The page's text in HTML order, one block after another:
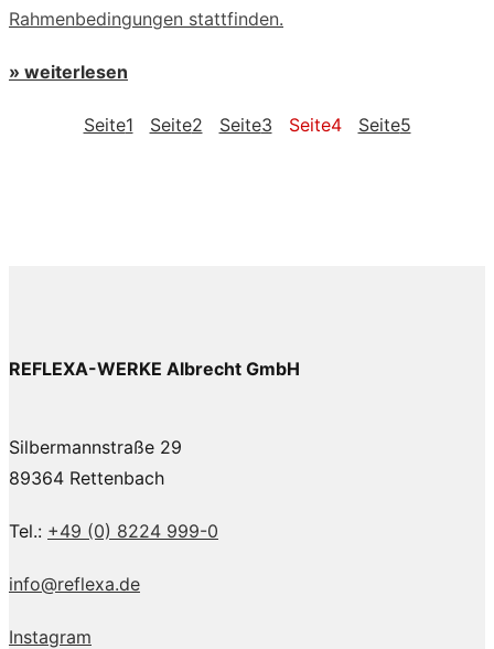
Rahmenbedingungen stattfinden.
» weiterlesen
Seite1 Seite2 Seite3 Seite4 Seite5
REFLEXA-WERKE Albrecht GmbH
Silbermannstraße 29
89364 Rettenbach
Tel.: +49 (0) 8224 999-0
info@reflexa.de
Instagram